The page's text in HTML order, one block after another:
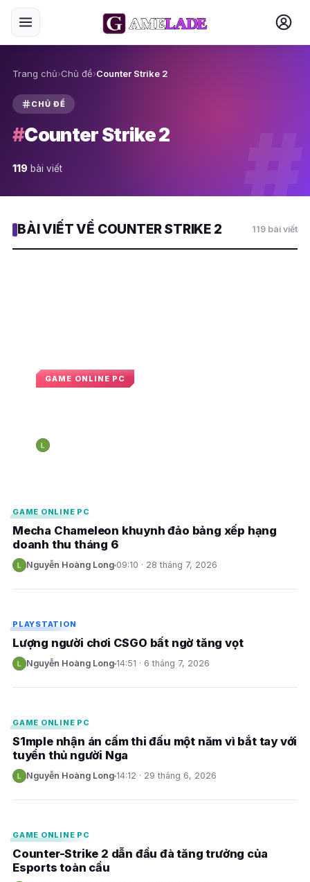
Trang chủ›Chủ đề›Counter Strike 2
CHỦ ĐỀ
#Counter Strike 2
119 bài viết #
BÀI VIẾT VỀ COUNTER STRIKE 2 119 bài viết
GAME ONLINE PC
N
GAME ONLINE PC
Mecha Chameleon khuynh đảo bảng xếp hạng
doanh thu tháng 6
N Nguyễn Hoàng Long 09:10 · 28 tháng 7, 2026
PLAYSTATION
Lượng người chơi CSGO bất ngờ tăng vọt
N Nguyễn Hoàng Long 14:51 · 6 tháng 7, 2026
GAME ONLINE PC
S1mple nhận án cấm thi đấu một năm vì bắt tay với
tuyển thủ người Nga
N Nguyễn Hoàng Long 14:12 · 29 tháng 6, 2026
GAME ONLINE PC
Counter-Strike 2 dẫn đầu đà tăng trưởng của
Esports toàn cầu